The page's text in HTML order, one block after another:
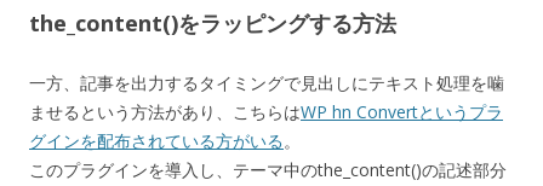
the_content()をラッピングする方法
一方、記事を出力するタイミングで見出しにテキスト処理を噛
ませるという方法があり、こちらはWP hn Convertというプラ
グインを配布されている方がいる。
このプラグインを導入し、テーマ中のthe_content()の記述部分